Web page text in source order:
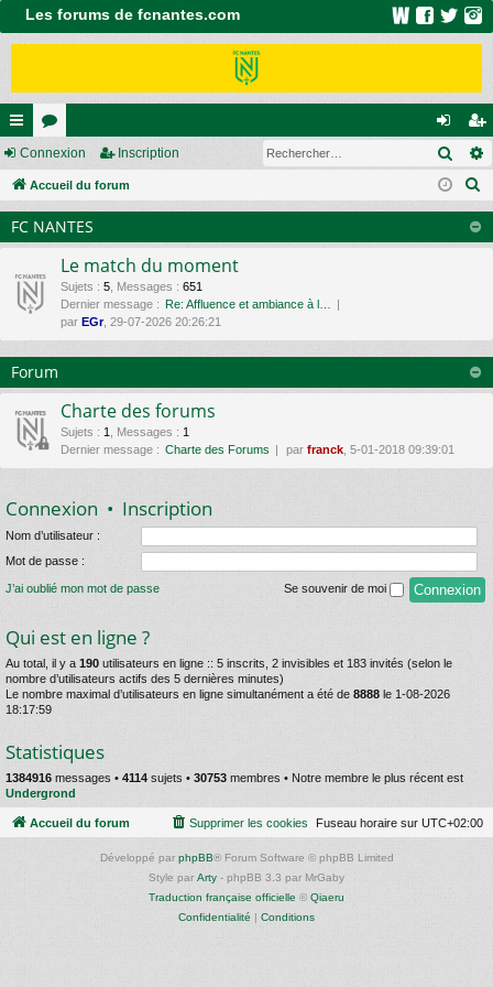
Les forums de fcnantes.com
ac
co
ur
ci
or
u
m
s
on
ne
on
ns
cri
pti
on
Connexion Inscription
Accueil du forum
FC NANTES
Le match du moment
Sujets : 5 Messages : 651
Dernier message : Re: Affluence et ambiance à l…
par EGr, 29-07-2026 20:26:21
Forum
Charte des forums
Sujets : 1 Messages : 1
Dernier message : Charte des Forums par franck , 5-01-2018 09:39:01
Connexion • Inscription
Nom d’utilisateur :
Mot de passe :
J’ai oublié mon mot de passe Se souvenir de moi
Qui est en ligne ?
Au total, il y a 190 utilisateurs en ligne :: 5 inscrits, 2 invisibles et 183 invités (selon le
nombre d’utilisateurs actifs des 5 dernières minutes)
Le nombre maximal d’utilisateurs en ligne simultanément a été de 8888 le 1-08-2026
18:17:59
Statistiques
1384916 messages • 4114 sujets • 30753 membres • Notre membre le plus récent est
Undergrond
Accueil du forum Fuseau horaire sur UTC+02:00
Supprimer les cookies
Développé par phpBB® Forum Software © phpBB Limited
Style par Arty - phpBB 3.3 par MrGaby
Traduction française officielle © Qiaeru
Confidentialité | Conditions